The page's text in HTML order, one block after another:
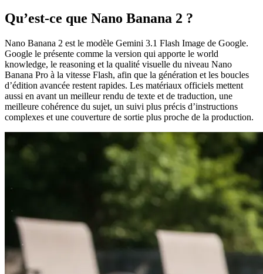
Qu’est-ce que Nano Banana 2 ?
Nano Banana 2 est le modèle Gemini 3.1 Flash Image de Google.
Google le présente comme la version qui apporte le world
knowledge, le reasoning et la qualité visuelle du niveau Nano
Banana Pro à la vitesse Flash, afin que la génération et les boucles
d’édition avancée restent rapides. Les matériaux officiels mettent
aussi en avant un meilleur rendu de texte et de traduction, une
meilleure cohérence du sujet, un suivi plus précis d’instructions
complexes et une couverture de sortie plus proche de la production.